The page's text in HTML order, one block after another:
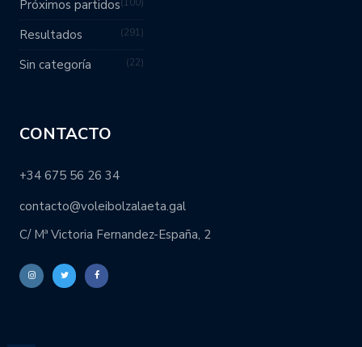
Próximos partidos
Resultados 291
Sin categoría 22
CONTACTO
+34 675 56 26 34
contacto@voleibolzalaeta.gal
C/ Mª Victoria Fernandez-España, 2